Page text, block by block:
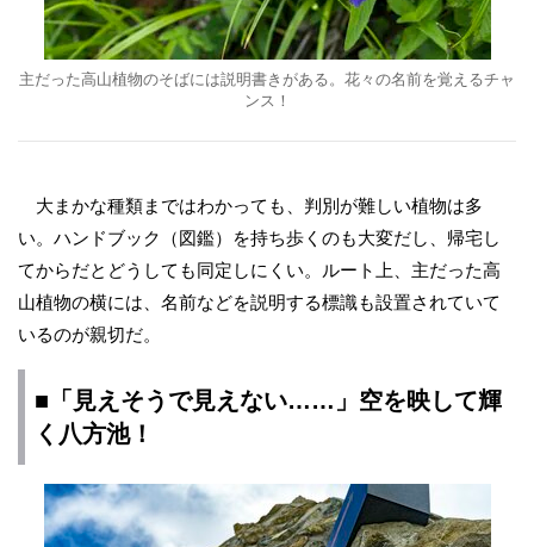
主だった高山植物のそばには説明書きがある。花々の名前を覚えるチャ
ンス！
大まかな種類まではわかっても、判別が難しい植物は多
い。ハンドブック（図鑑）を持ち歩くのも大変だし、帰宅し
てからだとどうしても同定しにくい。ルート上、主だった高
山植物の横には、名前などを説明する標識も設置されていて
いるのが親切だ。
■「見えそうで見えない……」空を映して輝
く八方池！